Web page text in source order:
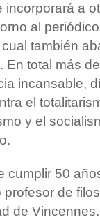
incorporará a
al periódico
cual también
En total más
incansable,
el
y el
cumplir 50
profesor de
de